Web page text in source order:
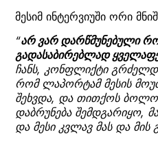
მესიმ ინტერვიუში ორი
“არ ვარ დარწმუნებული
გადასაბირებლად
ჩანს, კონფლიქტი
რომ ლაპორტამ მესის
შეხვდა, და თითქოს
დაბრუნება შემდგარიყო,
და მესი კვლავ მას და მის